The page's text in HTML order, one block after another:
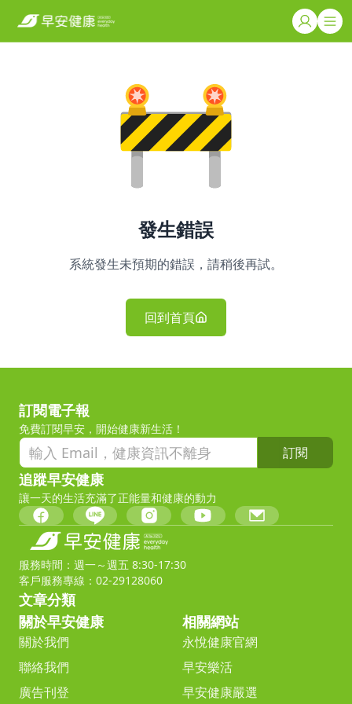
發生錯誤
系統發生未預期的錯誤，請稍後再試。
回到首頁
訂閱電子報
免費訂閱早安，開始健康新生活！
訂閱
追蹤早安健康
讓一天的生活充滿了正能量和健康的動力
服務時間：週一～週五 8:30-17:30
客戶服務專線：02-29128060
文章分類
關於早安健康
關於我們
聯絡我們
廣告刊登
相關網站
永悅健康官網
早安樂活
早安健康嚴選